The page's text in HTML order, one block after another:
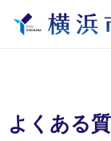
よくある